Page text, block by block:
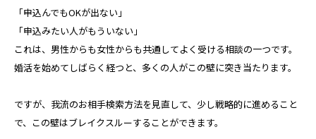
「申込んでもOKが出ない」
「申込みたい人がもういない」
これは、男性からも女性からも共通してよく受ける相談の一つです。
婚活を始めてしばらく経つと、多くの人がこの壁に突き当たります。
ですが、我流のお相手検索方法を見直して、少し戦略的に進めること
で、この壁はブレイクスルーすることができます。